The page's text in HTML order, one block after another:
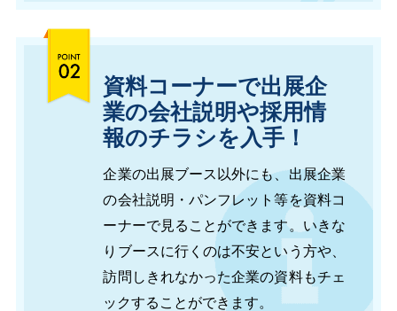
資料コーナーで出展企
業の会社説明や採用情
報のチラシを入手！
企業の出展ブース以外にも、出展企業
の会社説明・パンフレット等を資料コ
ーナーで見ることができます。いきな
りブースに行くのは不安という方や、
訪問しきれなかった企業の資料もチェ
ックすることができます。